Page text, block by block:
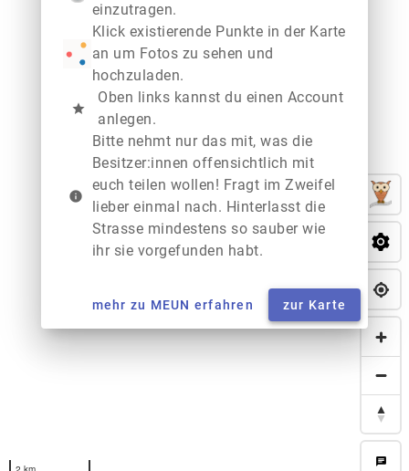
chat
einzutragen.
Klick existierende Punkte in der Karte
an um Fotos zu sehen und
hochzuladen.
star
Oben links kannst du einen Account
anlegen.
info
Bitte nehmt nur das mit, was die
Besitzer:innen offensichtlich mit
euch teilen wollen! Fragt im Zweifel
lieber einmal nach. Hinterlasst die
Strasse mindestens so sauber wie
ihr sie vorgefunden habt.
mehr zu MEUN erfahren zur Karte